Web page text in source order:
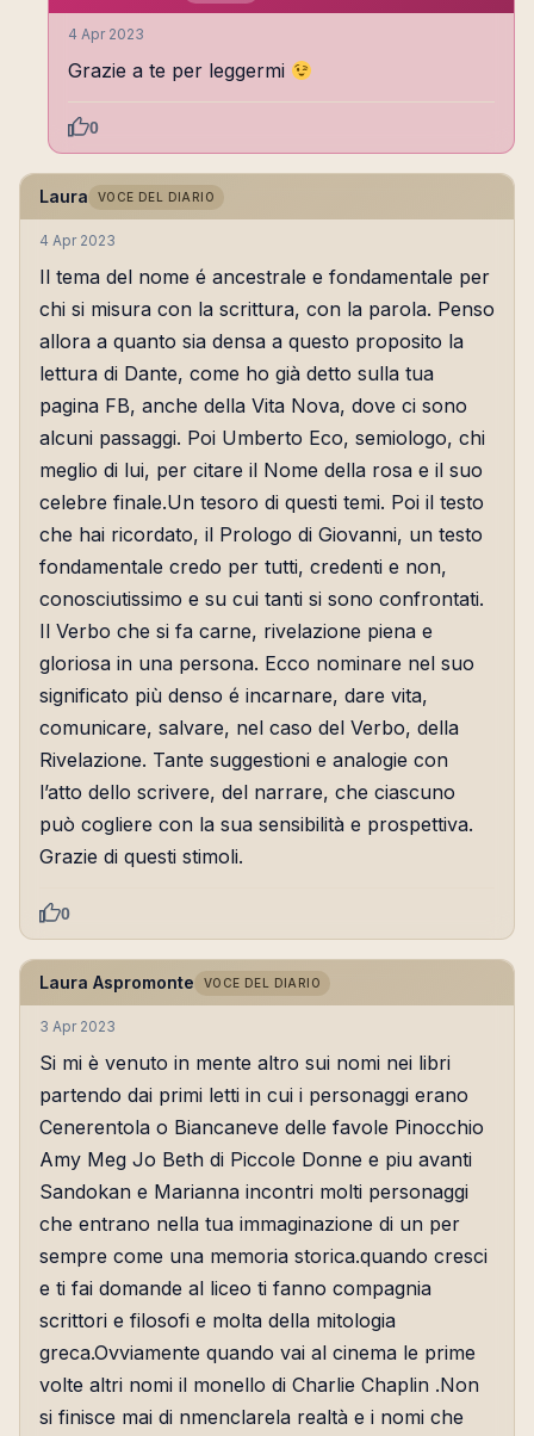
4 Apr 2023
Grazie a te per leggermi
0
Laura VOCE DEL DIARIO
4 Apr 2023
Il tema del nome é ancestrale e fondamentale per
chi si misura con la scrittura, con la parola. Penso
allora a quanto sia densa a questo proposito la
lettura di Dante, come ho già detto sulla tua
pagina FB, anche della Vita Nova, dove ci sono
alcuni passaggi. Poi Umberto Eco, semiologo, chi
meglio di lui, per citare il Nome della rosa e il suo
celebre finale.Un tesoro di questi temi. Poi il testo
che hai ricordato, il Prologo di Giovanni, un testo
fondamentale credo per tutti, credenti e non,
conosciutissimo e su cui tanti si sono confrontati.
Il Verbo che si fa carne, rivelazione piena e
gloriosa in una persona. Ecco nominare nel suo
significato più denso é incarnare, dare vita,
comunicare, salvare, nel caso del Verbo, della
Rivelazione. Tante suggestioni e analogie con
l’atto dello scrivere, del narrare, che ciascuno
può cogliere con la sua sensibilità e prospettiva.
Grazie di questi stimoli.
0
Laura Aspromonte VOCE DEL DIARIO
3 Apr 2023
Si mi è venuto in mente altro sui nomi nei libri
partendo dai primi letti in cui i personaggi erano
Cenerentola o Biancaneve delle favole Pinocchio
Amy Meg Jo Beth di Piccole Donne e piu avanti
Sandokan e Marianna incontri molti personaggi
che entrano nella tua immaginazione di un per
sempre come una memoria storica.quando cresci
e ti fai domande al liceo ti fanno compagnia
scrittori e filosofi e molta della mitologia
greca.Ovviamente quando vai al cinema le prime
volte altri nomi il monello di Charlie Chaplin .Non
si finisce mai di nmenclarela realtà e i nomi che